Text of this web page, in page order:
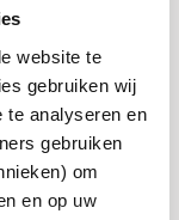
website te
gebruiken wij
te analyseren en
gebruiken
om
en op uw